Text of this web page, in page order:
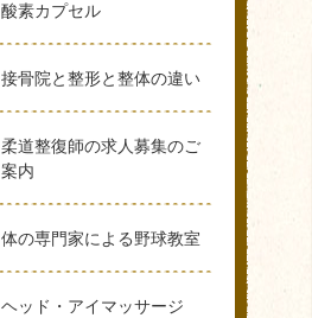
酸素カプセル
接骨院と整形と整体の違い
柔道整復師の求人募集のご
案内
体の専門家による野球教室
ヘッド・アイマッサージ